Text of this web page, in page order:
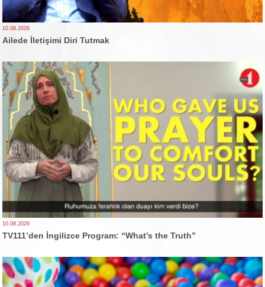
10.08.2026
Ailede İletişimi Diri Tutmak
10.08.2026
TV111’den İngilizce Program: “What’s the Truth”